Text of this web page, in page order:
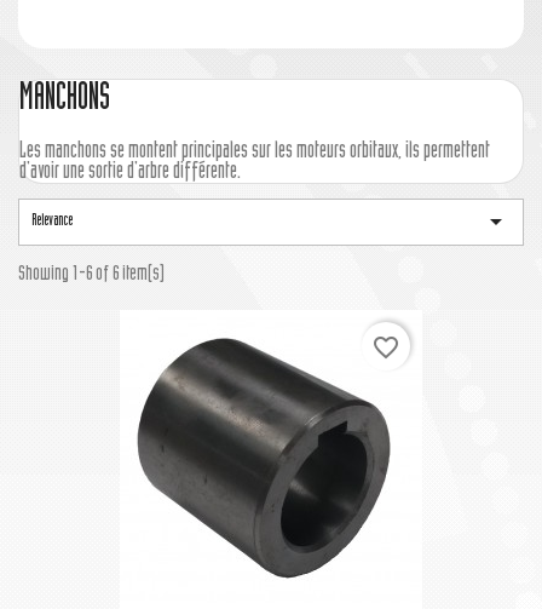
MANCHONS
Les manchons se montent principales sur les moteurs orbitaux, ils permettent
d'avoir une sortie d'arbre différente.
Relevance 
Showing 1-6 of 6 item(s)
favorite_border